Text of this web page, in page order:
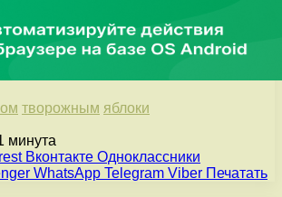
творожным яблоки
минута
Вконтакте Одноклассники
WhatsApp Telegram Viber Печатать